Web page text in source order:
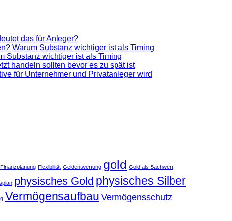
das für Anleger?
Warum Substanz wichtiger ist als Timing
Substanz wichtiger ist als Timing
handeln sollten bevor es zu spät ist
für Unternehmer und Privatanleger wird
Finanzplanung Flexibilität Geldentwertung gold Gold als Sachwert
physisches Gold physisches Silber
Vermögensaufbau Vermögensschutz